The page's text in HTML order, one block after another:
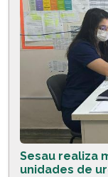
Sesau realiza
unidades de